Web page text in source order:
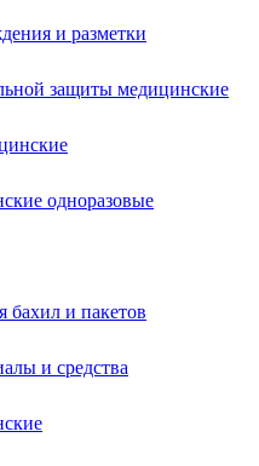
и разметки
защиты медицинские
одноразовые
бахил и пакетов
и средства